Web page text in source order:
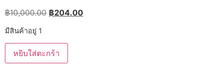
฿10,000.00 Original
฿10,000.00.
฿204.00Current
มีสินค้าอยู่ 1
จำนวน
CD0179-
Hong
หยิบใส่ตะกร้า